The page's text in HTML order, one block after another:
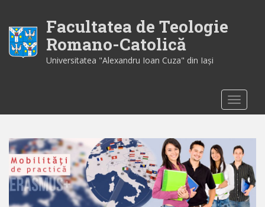
i
Facultatea de Teologie
Romano-Catolică
Universitatea "Alexandru Ioan Cuza" din Iaşi